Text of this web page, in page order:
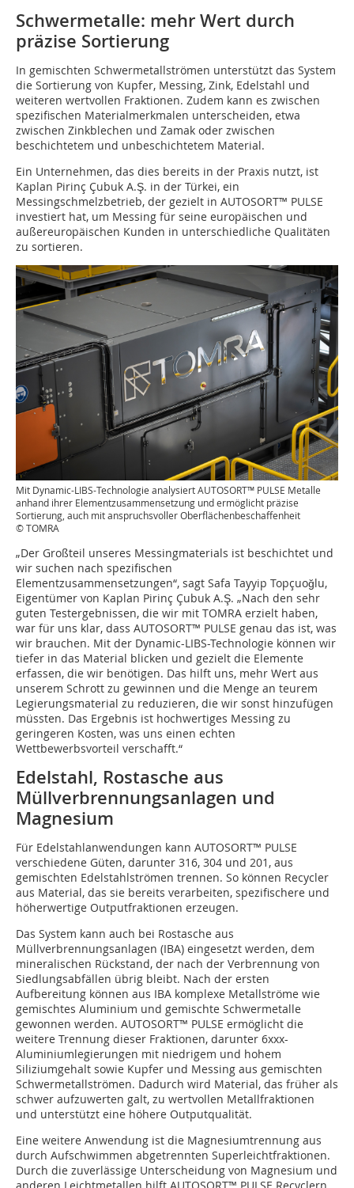
Schwermetalle: mehr Wert durch
präzise Sortierung
In gemischten Schwermetallströmen unterstützt das System
die Sortierung von Kupfer, Messing, Zink, Edelstahl und
weiteren wertvollen Fraktionen. Zudem kann es zwischen
spezifischen Materialmerkmalen unterscheiden, etwa
zwischen Zinkblechen und Zamak oder zwischen
beschichtetem und unbeschichtetem Material.
Ein Unternehmen, das dies bereits in der Praxis nutzt, ist
Kaplan Pirinç Çubuk A.Ş. in der Türkei, ein
Messingschmelzbetrieb, der gezielt in AUTOSORT™ PULSE
investiert hat, um Messing für seine europäischen und
außereuropäischen Kunden in unterschiedliche Qualitäten
zu sortieren.
Mit Dynamic-LIBS-Technologie analysiert AUTOSORT™ PULSE Metalle
anhand ihrer Elementzusammensetzung und ermöglicht präzise
Sortierung, auch mit anspruchsvoller Oberflächenbeschaffenheit
© TOMRA
„Der Großteil unseres Messingmaterials ist beschichtet und
wir suchen nach spezifischen
Elementzusammensetzungen“, sagt Safa Tayyip Topçuoğlu,
Eigentümer von Kaplan Pirinç Çubuk A.Ş. „Nach den sehr
guten Testergebnissen, die wir mit TOMRA erzielt haben,
war für uns klar, dass AUTOSORT™ PULSE genau das ist, was
wir brauchen. Mit der Dynamic-LIBS-Technologie können wir
tiefer in das Material blicken und gezielt die Elemente
erfassen, die wir benötigen. Das hilft uns, mehr Wert aus
unserem Schrott zu gewinnen und die Menge an teurem
Legierungsmaterial zu reduzieren, die wir sonst hinzufügen
müssten. Das Ergebnis ist hochwertiges Messing zu
geringeren Kosten, was uns einen echten
Wettbewerbsvorteil verschafft.“
Edelstahl, Rostasche aus
Müllverbrennungsanlagen und
Magnesium
Für Edelstahlanwendungen kann AUTOSORT™ PULSE
verschiedene Güten, darunter 316, 304 und 201, aus
gemischten Edelstahlströmen trennen. So können Recycler
aus Material, das sie bereits verarbeiten, spezifischere und
höherwertige Outputfraktionen erzeugen.
Das System kann auch bei Rostasche aus
Müllverbrennungsanlagen (IBA) eingesetzt werden, dem
mineralischen Rückstand, der nach der Verbrennung von
Siedlungsabfällen übrig bleibt. Nach der ersten
Aufbereitung können aus IBA komplexe Metallströme wie
gemischtes Aluminium und gemischte Schwermetalle
gewonnen werden. AUTOSORT™ PULSE ermöglicht die
weitere Trennung dieser Fraktionen, darunter 6xxx-
Aluminiumlegierungen mit niedrigem und hohem
Siliziumgehalt sowie Kupfer und Messing aus gemischten
Schwermetallströmen. Dadurch wird Material, das früher als
schwer aufzuwerten galt, zu wertvollen Metallfraktionen
und unterstützt eine höhere Outputqualität.
Eine weitere Anwendung ist die Magnesiumtrennung aus
durch Aufschwimmen abgetrennten Superleichtfraktionen.
Durch die zuverlässige Unterscheidung von Magnesium und
anderen Leichtmetallen hilft AUTOSORT™ PULSE Recyclern,